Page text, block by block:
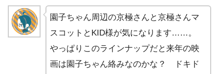
園子ちゃん周辺の京極さんと京極さんマ
スコットとKID様が気になります……。
やっぱりこのラインナップだと来年の映
画は園子ちゃん絡みなのかな？ ドキド